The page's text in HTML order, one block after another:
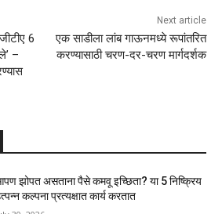
6
–
Next article
एक साडीला लांब गाऊनमध्ये रूपांतरित
करण्यासाठी चरण-दर-चरण मार्गदर्शक
झोपत असताना पैसे कमवू इच्छिता? या 5 निष्क्रिय
कल्पना प्रत्यक्षात कार्य करतात